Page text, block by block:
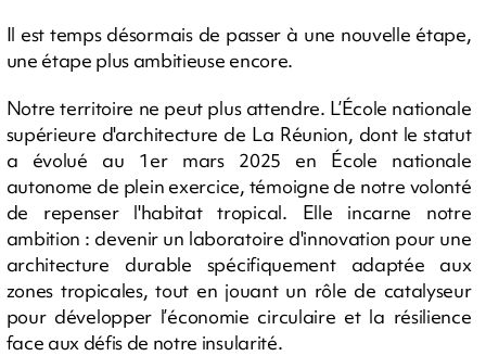
Il est temps désormais de passer à une nouvelle étape,
une étape plus ambitieuse encore.
Notre territoire ne peut plus attendre. L’École nationale
supérieure d'architecture de La Réunion, dont le statut
a évolué au 1er mars 2025 en École nationale
autonome de plein exercice, témoigne de notre volonté
de repenser l'habitat tropical. Elle incarne notre
ambition : devenir un laboratoire d'innovation pour une
architecture durable spécifiquement adaptée aux
zones tropicales, tout en jouant un rôle de catalyseur
pour développer l’économie circulaire et la résilience
face aux défis de notre insularité.